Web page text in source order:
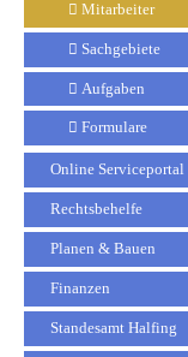
Mitarbeiter
Sachgebiete
Aufgaben
Formulare
Online Serviceportal
Rechtsbehelfe
Planen & Bauen
Finanzen
Standesamt Halfing